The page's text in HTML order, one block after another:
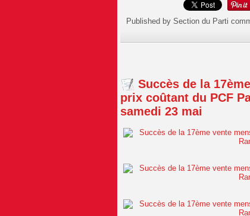
Published by Section du Parti
Succès de la
prix coûtant du PCF
samedi 23 mai